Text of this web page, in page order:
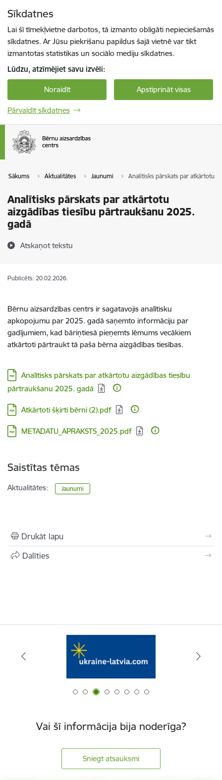
Sīkdatnes
Lai šī tīmekļvietne darbotos, tā izmanto obligāti nepieciešamās
sīkdatnes. Ar Jūsu piekrišanu papildus šajā vietnē var tikt
izmantotas statistikas un sociālo mediju sīkdatnes.
Lūdzu, atzīmējiet savu izvēli:
Noraidīt Apstiprināt visas
Pārvaldīt sīkdatnes
Sākums Aktualitātes Jaunumi Analītisks pārskats par atkārtotu
Analītisks pārskats par atkārtotu
aizgādības tiesību pārtraukšanu 2025.
gadā
Atskaņot tekstu
Publicēts: 20.02.2026.
Bērnu aizsardzības centrs ir sagatavojis analītisku
apkopojumu par 2025. gadā saņemto informāciju par
gadījumiem, kad bāriņtiesā pieņemts lēmums vecākiem
atkārtoti pārtraukt tā paša bērna aizgādības tiesības.
Lejupielādēt:
Analītisks pārskats par atkārtotu aizgādības tiesību
pārtraukšanu 2025. gadā
Lejupielādēt:
Atkārtoti šķirti bērni (2).pdf
Lejupielādēt:
METADATU_APRAKSTS_2025.pdf
Saistītas tēmas
Aktualitātes: Jaunumi
Drukāt lapu
Dalīties
Vai šī informācija bija noderīga?
Sniegt atsauksmi